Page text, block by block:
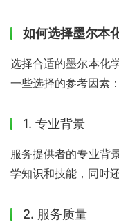
如何选择墨尔本
选择合适的墨尔本化
一些选择的参考因素：
1. 专业背景
服务提供者的专业背
学知识和技能，同时
2. 服务质量